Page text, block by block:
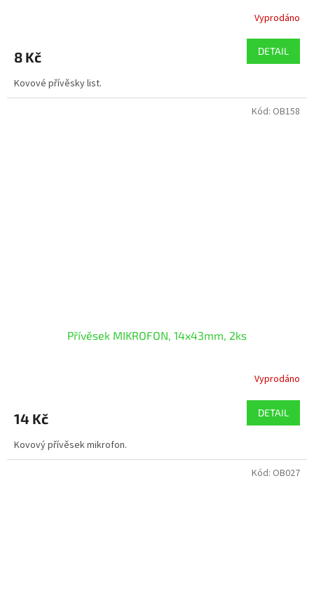
Vyprodáno
8 Kč DETAIL
Kovové přívěsky list.
Přívěsek MIKROFON, 14x43mm, 2ks
Vyprodáno
14 Kč DETAIL
Kovový přívěsek mikrofon.
Kód: OB158
Kód: OB027